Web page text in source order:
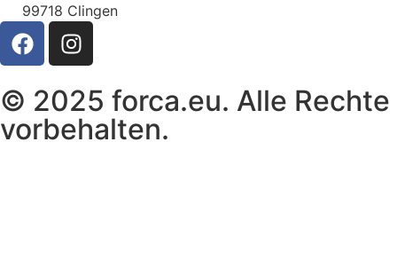
99718 Clingen
© 2025 forca.eu. Alle Rechte
vorbehalten.